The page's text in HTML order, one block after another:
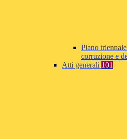
Piano
corruzione e
Atti generali 101